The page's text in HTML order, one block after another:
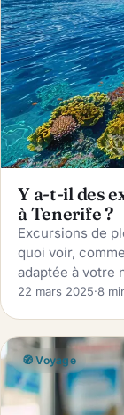
Y a-t-il des
à Tenerife ?
Excursions de
quoi voir,
adaptée à votre
22 mars 2025·8
🧭 Voyage